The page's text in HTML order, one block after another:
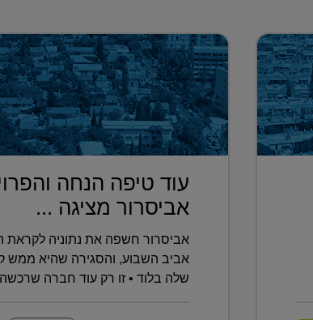
עוד טיפה הנחה
אביסרור מציגה ...
אביסרור חשפה את נתוניה לקראת
אביב השבוע, והסגירה שהיא ממש
שלה בלוד • זו רק עוד חברה